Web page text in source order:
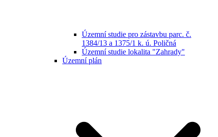
Územní studie pro zástavbu parc. č.
1384/13 a 1375/1 k. ú. Poličná
Územní studie lokalita "Zahrady"
Územní plán